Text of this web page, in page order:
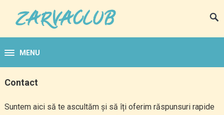
MENU
Contact
Suntem aici să te ascultăm și să îți oferim răspunsuri rapide